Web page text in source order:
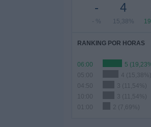
-
- %
4
15,38%
RANKING POR HORAS
06:00
5
05:00
4 (15,38%)
04:50
3 (11,54%)
3 (11,54%)
2 (7,69%)